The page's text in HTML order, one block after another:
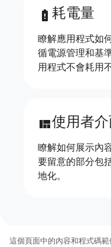
battery_alert 耗電量
瞭解應用程式如
循電源管理和基
用程式不會耗用
view_quilt使用者
瞭解如何展示內
要留意的部分包
地化。
這個頁面中的內容和程式碼範